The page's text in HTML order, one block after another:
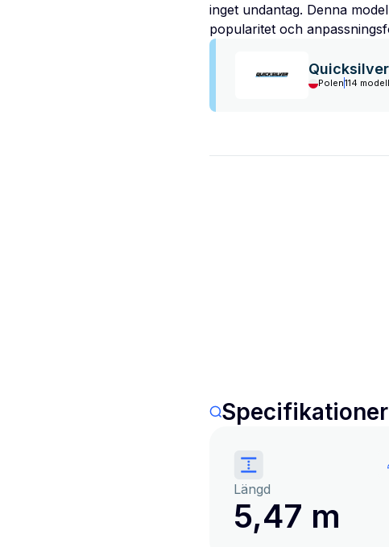
inget undantag. Denna
popularitet och
Quicksilver
Polen114
Specifikationer
Längd
5,47 m